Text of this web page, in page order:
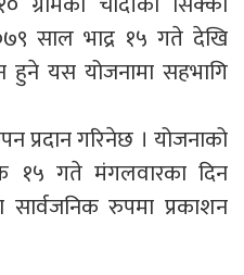
साल भाद्र १५ गते देखि
यस योजनामा सहभागि
प्रदान गरिनेछ । योजनाको
१५ गते मंगलवारका दिन
सार्वजनिक रुपमा प्रकाशन